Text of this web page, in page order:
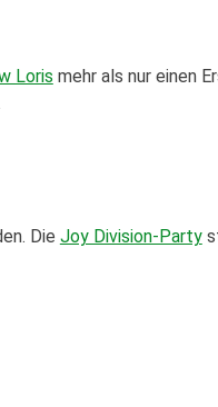
Loris mehr als nur einen
Die Joy Division-Party